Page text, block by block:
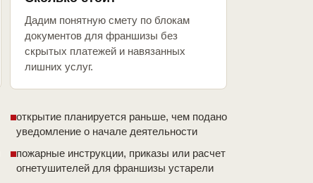
Дадим понятную смету по блокам
документов для франшизы без
скрытых платежей и навязанных
лишних услуг.
открытие планируется раньше, чем подано
уведомление о начале деятельности
пожарные инструкции, приказы или расчет
огнетушителей для франшизы устарели